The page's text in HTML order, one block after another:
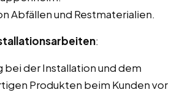
Abfällen und Restmaterialien.
:
bei der Installation und dem
Produkten beim Kunden vor